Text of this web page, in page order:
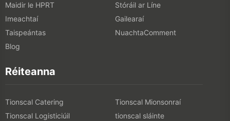
Maidir le HPRT
Stóráil ar Líne
Imeachtaí
Gailearaí
Taispeántas
NuachtaComment
Blog
Réiteanna
Tionscal Catering
Tionscal Mionsonraí
Tionscal Logisticiúil
tionscal sláinte